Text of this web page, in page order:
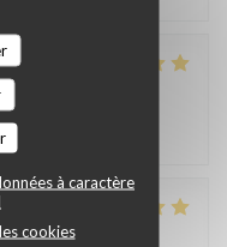
à caractère
cookies
/5